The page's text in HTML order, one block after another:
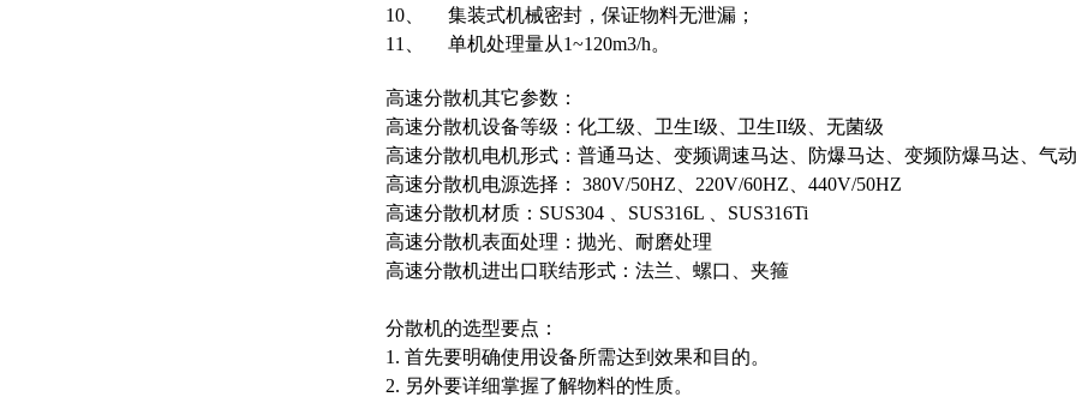
10、 集装式机械密封，保证物料无泄漏；
11、 单机处理量从1~120m3/h。
高速分散机其它参数：
高速分散机设备等级：化工级、卫生I级、卫生II级、无菌级
高速分散机电机形式：普通马达、变频调速马达、防爆马达、变频防爆马达、气
高速分散机电源选择： 380V/50HZ、220V/60HZ、440V/50HZ
高速分散机材质：SUS304 、SUS316L 、SUS316Ti
高速分散机表面处理：抛光、耐磨处理
高速分散机进出口联结形式：法兰、螺口、夹箍
分散机的选型要点：
1. 首先要明确使用设备所需达到效果和目的。
2. 另外要详细掌握了解物料的性质。